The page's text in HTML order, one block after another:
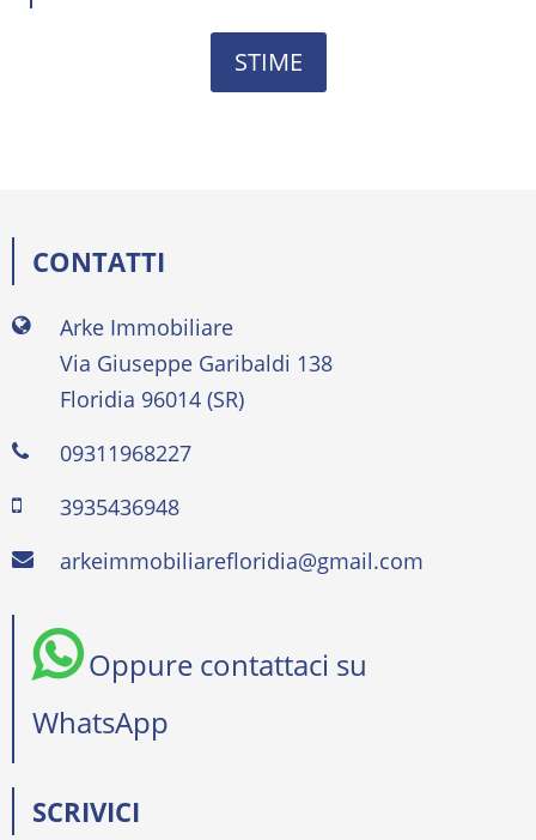
STIME
CONTATTI
Arke Immobiliare
Via Giuseppe Garibaldi 138
Floridia 96014 (SR)
09311968227
3935436948
arkeimmobiliarefloridia@gmail.com
Oppure contattaci su
WhatsApp
SCRIVICI